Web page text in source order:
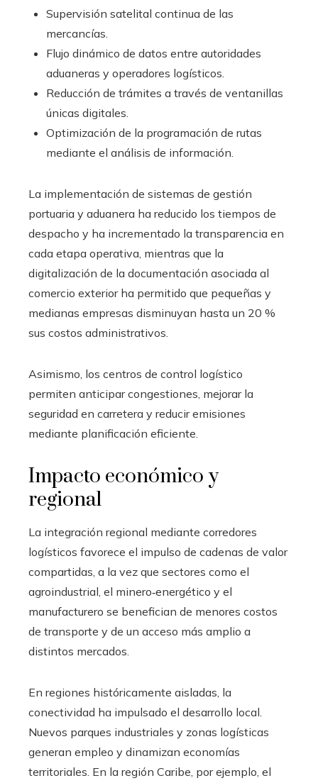
Supervisión satelital continua de las
mercancías.
Flujo dinámico de datos entre autoridades
aduaneras y operadores logísticos.
Reducción de trámites a través de ventanillas
únicas digitales.
Optimización de la programación de rutas
mediante el análisis de información.
La implementación de sistemas de gestión
portuaria y aduanera ha reducido los tiempos de
despacho y ha incrementado la transparencia en
cada etapa operativa, mientras que la
digitalización de la documentación asociada al
comercio exterior ha permitido que pequeñas y
medianas empresas disminuyan hasta un 20 %
sus costos administrativos.
Asimismo, los centros de control logístico
permiten anticipar congestiones, mejorar la
seguridad en carretera y reducir emisiones
mediante planificación eficiente.
Impacto económico y
regional
La integración regional mediante corredores
logísticos favorece el impulso de cadenas de valor
compartidas, a la vez que sectores como el
agroindustrial, el minero‑energético y el
manufacturero se benefician de menores costos
de transporte y de un acceso más amplio a
distintos mercados.
En regiones históricamente aisladas, la
conectividad ha impulsado el desarrollo local.
Nuevos parques industriales y zonas logísticas
generan empleo y dinamizan economías
territoriales. En la región Caribe, por ejemplo, el